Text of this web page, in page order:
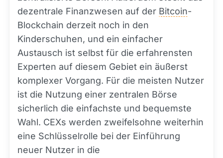
dezentrale Finanzwesen auf der Bitcoin-
Blockchain derzeit noch in den
Kinderschuhen, und ein einfacher
Austausch ist selbst für die erfahrensten
Experten auf diesem Gebiet ein äußerst
komplexer Vorgang. Für die meisten Nutzer
ist die Nutzung einer zentralen Börse
sicherlich die einfachste und bequemste
Wahl. CEXs werden zweifelsohne weiterhin
eine Schlüsselrolle bei der Einführung
neuer Nutzer in die